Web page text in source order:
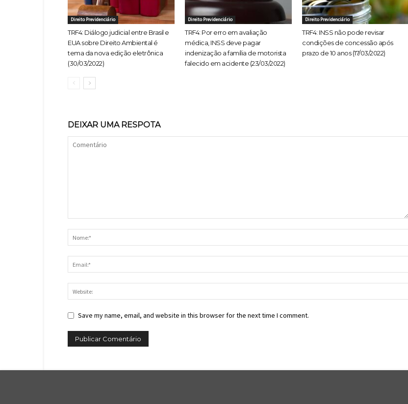
Direito Previdenciário
TRF4: Diálogo judicial entre Brasil e
EUA sobre Direito Ambiental é
tema da nova edição eletrônica
(30/03/2022)
Direito Previdenciário
TRF4: Por erro em avaliação
médica, INSS deve pagar
indenização a família de motorista
falecido em acidente (23/03/2022)
Direito Previdenciário
TRF4: INSS não pode revisar
condições de concessão após
prazo de 10 anos (17/03/2022)
DEIXAR UMA RESPOTA
Save my name, email, and website in this browser for the next time I comment.